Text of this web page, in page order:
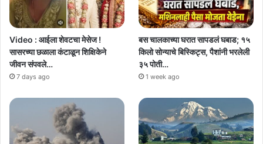
Video : आईला शेवटचा मेसेज !
सासरच्या छळाला कंटाळून शिक्षिकेने
जीवन संपवले…
7 days ago
बस चालकाच्या घरात सापडलं घबाड; १५
किलो सोन्याचे बिस्किट्स, पैशांनी भरलेली
३५ पोती…
1 week ago